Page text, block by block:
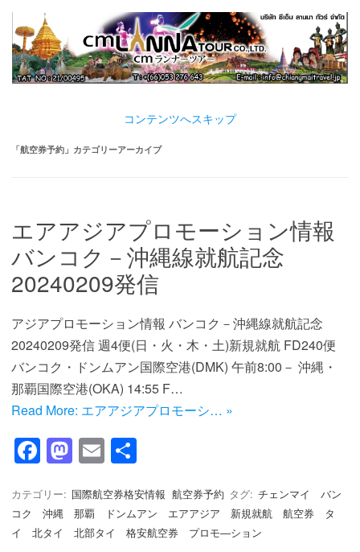
コンテンツへスキップ
「航空券予約 」カテゴリーアーカイブ
エアアジアプロモーション情報
バンコク－沖縄線就航記念
20240209発信
アジアプロモーション情報 バンコク－沖縄線就航記念
20240209発信 週4便(日・火・木・土)新規就航 FD240便
バンコク・ドンムアン国際空港(DMK) 午前8:00－ 沖縄・
那覇国際空港(OKA) 14:55 F…
Read More: エアアジアプロモーシ… »
F
c
e
M
st
o
E
ail
カテゴリー: 国際航空券格安情報 航空券予約 タグ: チェンマイ バン
コク 沖縄 那覇 ドンムアン エアアジア 新規就航 航空券 タ
イ 北タイ 北部タイ 格安航空券 プロモ―ション